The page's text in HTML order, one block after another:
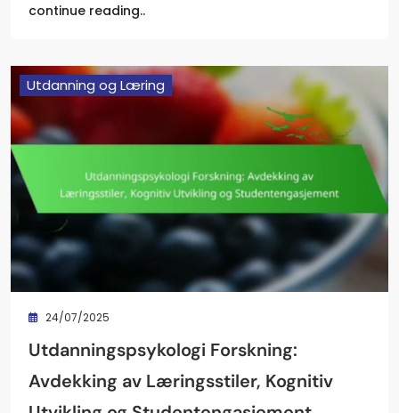
continue reading..
Utdanning og Læring
24/07/2025
Utdanningspsykologi Forskning:
Avdekking av Læringsstiler, Kognitiv